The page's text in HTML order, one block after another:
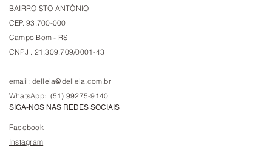
BAIRRO STO ANTÔNIO
CEP. 93.700-000
Campo Bom - RS
CNPJ . 21.309.709/0001-43
email: dellela@dellela.com.br
WhatsApp: (51) 99275-9140
SIGA-NOS NAS REDES SOCIAIS
Facebook
Instagram